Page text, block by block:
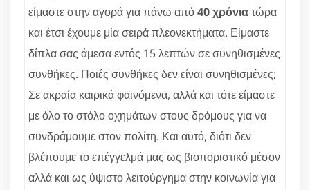
είμαστε στην αγορά για πάνω από40 χρόνιατώρα
και έτσι έχουμε μία σειρά πλεονεκτήματα. Είμαστε
δίπλα σας άμεσα εντός 15 λεπτών σε συνηθισμένες
συνθήκες. Ποιές συνθήκες δεν είναι συνηθισμένες;
Σε ακραία καιρικά φαινόμενα, αλλά και τότε είμαστε
με όλο το στόλο οχημάτων στους δρόμους για να
συνδράμουμε στον πολίτη. Και αυτό, διότι δεν
βλέπουμε το επέγγελμά μας ως βιοποριστικό μέσον
αλλά και ως ύψιστο λειτούργημα στην κοινωνία για